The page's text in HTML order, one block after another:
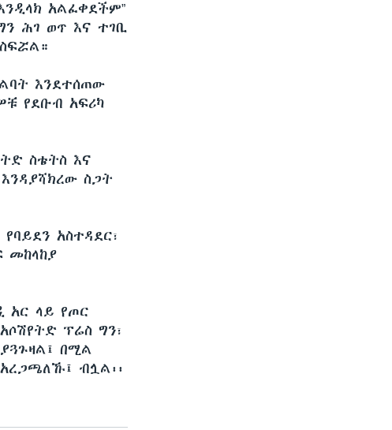
አልፈቀደችም”
ሕገ ወጥ እና ተገቢ
እንደተሰጠው
የደቡብ አፍሪካ
ስቴትስ እና
ስጋት
አስተዳደር፣
መከላከያ
አር ላይ የጦር
ፕሬስ ግን፣
በሚል
ብሏል፡፡